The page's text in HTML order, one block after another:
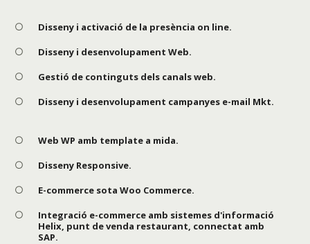
Disseny i activació de la presència on line.
Disseny i desenvolupament Web.
Gestió de continguts dels canals web.
Disseny i desenvolupament campanyes e-mail Mkt.
Web WP amb template a mida.
Disseny Responsive.
E-commerce sota Woo Commerce.
Integració e-commerce amb sistemes d'informació
Helix, punt de venda restaurant, connectat amb
SAP.